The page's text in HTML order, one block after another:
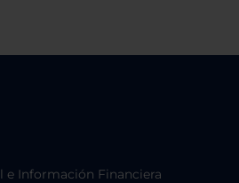
Información Financiera